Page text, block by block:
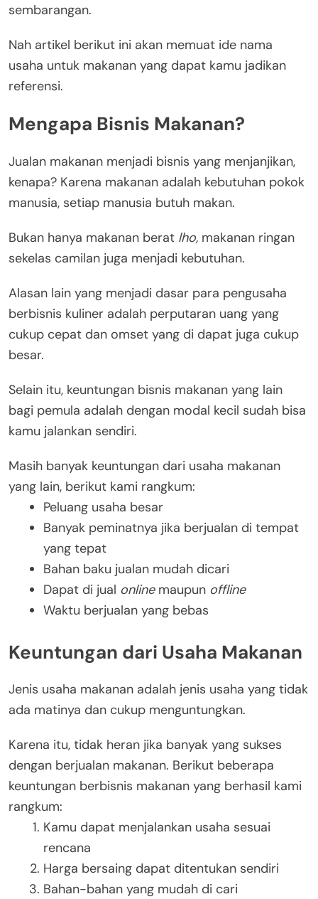
sembarangan.
Nah artikel berikut ini akan memuat ide nama
usaha untuk makanan yang dapat kamu jadikan
referensi.
Mengapa Bisnis Makanan?
Jualan makanan menjadi bisnis yang menjanjikan,
kenapa? Karena makanan adalah kebutuhan pokok
manusia, setiap manusia butuh makan.
Bukan hanya makanan berat lho, makanan ringan
sekelas camilan juga menjadi kebutuhan.
Alasan lain yang menjadi dasar para pengusaha
berbisnis kuliner adalah perputaran uang yang
cukup cepat dan omset yang di dapat juga cukup
besar.
Selain itu, keuntungan bisnis makanan yang lain
bagi pemula adalah dengan modal kecil sudah bisa
kamu jalankan sendiri.
Masih banyak keuntungan dari usaha makanan
yang lain, berikut kami rangkum:
Peluang usaha besar
Banyak peminatnya jika berjualan di tempat
yang tepat
Bahan baku jualan mudah dicari
Dapat di jual onlinemaupun offline
Waktu berjualan yang bebas
Keuntungan dari Usaha Makanan
Jenis usaha makanan adalah jenis usaha yang tidak
ada matinya dan cukup menguntungkan.
Karena itu, tidak heran jika banyak yang sukses
dengan berjualan makanan. Berikut beberapa
keuntungan berbisnis makanan yang berhasil kami
rangkum:
Kamu dapat menjalankan usaha sesuai
rencana
Harga bersaing dapat ditentukan sendiri
Bahan-bahan yang mudah di cari